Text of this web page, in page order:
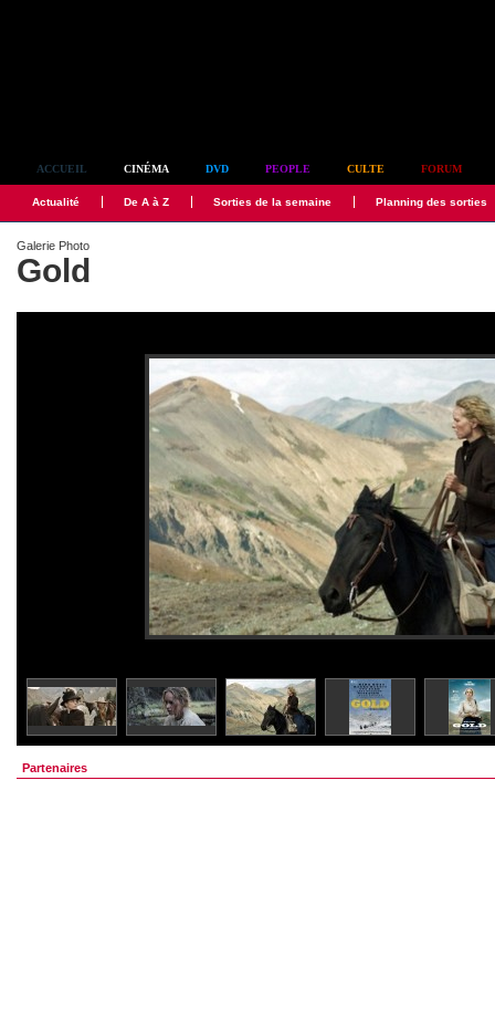
ACCUEIL CINÉMA DVD PEOPLE CULTE FORUM
Actualité De A à Z Sorties de la semaine Planning des sorties
Galerie Photo
Gold
Partenaires